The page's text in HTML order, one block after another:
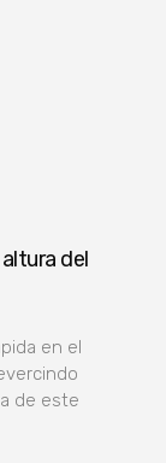
del
en el
de este